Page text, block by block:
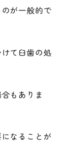
が一般的で
て臼歯の処
もありま
になることが